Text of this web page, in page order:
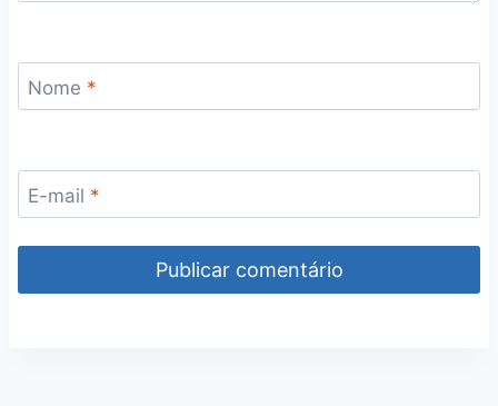
Nome *
E-mail *